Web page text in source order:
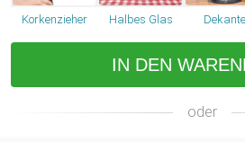
Korkenzieher Halbes Glas
IN DEN
oder